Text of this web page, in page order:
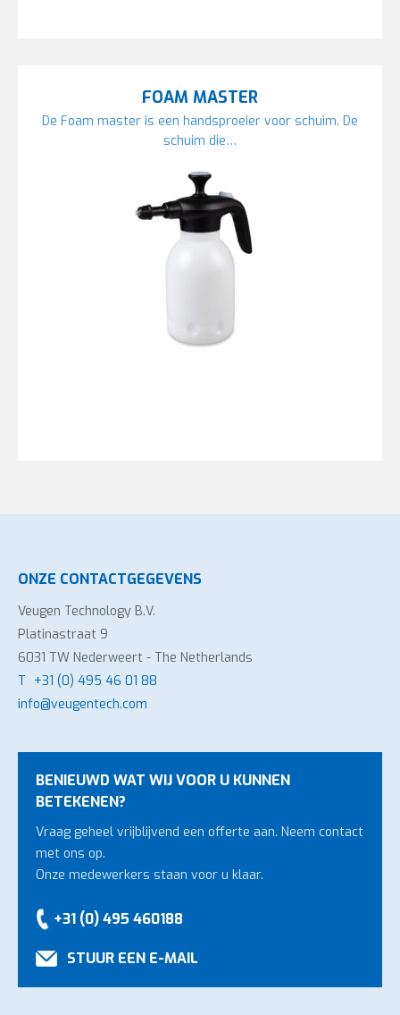
FOAM MASTER
De Foam master is een handsproeier voor schuim. De
schuim die…
ONZE CONTACTGEGEVENS
Veugen Technology B.V.
Platinastraat 9
6031 TW Nederweert - The Netherlands
T +31 (0) 495 46 01 88
info@veugentech.com
BENIEUWD WAT WIJ VOOR U KUNNEN
BETEKENEN?
Vraag geheel vrijblijvend een offerte aan. Neem contact
met ons op.
Onze medewerkers staan voor u klaar.
+31 (0) 495 460188
STUUR EEN E-MAIL